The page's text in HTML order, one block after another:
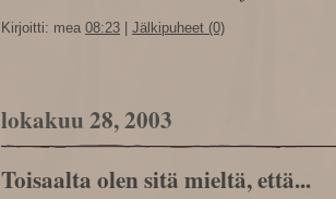
Kirjoitti: mea 08:23 Jälkipuheet (0)
lokakuu 28, 2003
Toisaalta olen sitä mieltä, että...